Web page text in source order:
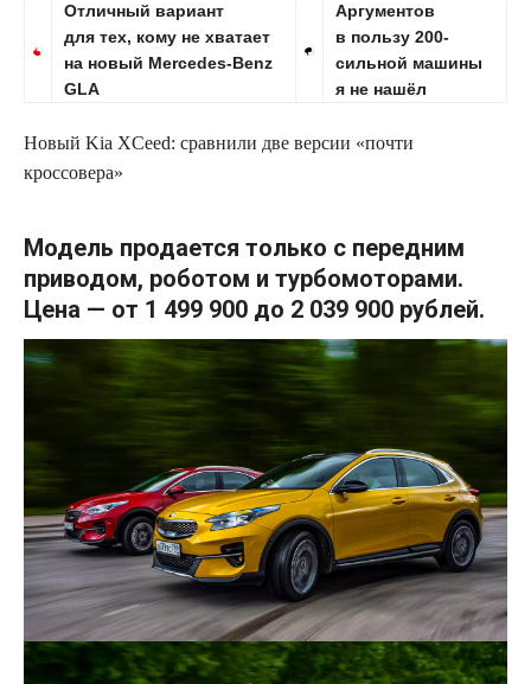
Отличный вариант
для тех, кому не хватает
на новый Mercedes-Benz
GLA
Аргументов
в пользу 200-
сильной машины
я не нашёл
Новый Kia XCeed: сравнили две версии «почти
кроссовера»
Модель продается только с передним
приводом, роботом и турбомоторами.
Цена — от 1 499 900 до 2 039 900 рублей.